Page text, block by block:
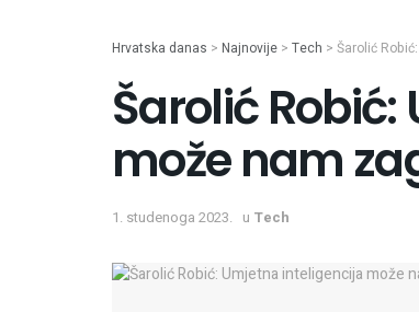
Hrvatska danas > Najnovije > Tech > Šarolić
Šarolić
može nam
1. studenoga 2023. u Tech